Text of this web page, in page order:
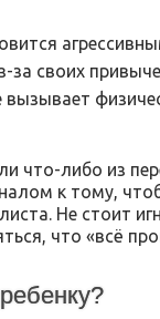
за своих
вызывает
что-либо из
к тому,
Не стоит
что «всё